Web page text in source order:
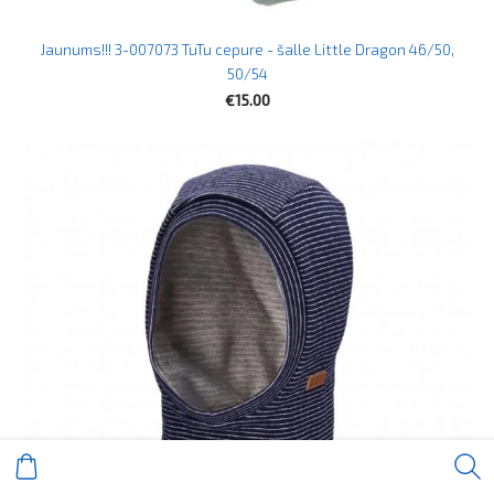
Jaunums!!! 3-007073 TuTu cepure - šalle Little Dragon 46/50,
50/54
€15.00